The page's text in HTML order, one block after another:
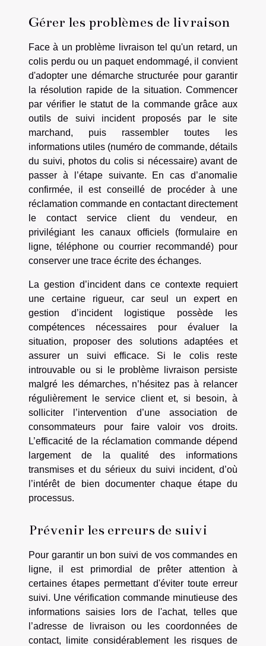
Gérer les problèmes de livraison
Face à un problème livraison tel qu'un retard, un
colis perdu ou un paquet endommagé, il convient
d'adopter une démarche structurée pour garantir
la résolution rapide de la situation. Commencer
par vérifier le statut de la commande grâce aux
outils de suivi incident proposés par le site
marchand, puis rassembler toutes les
informations utiles (numéro de commande, détails
du suivi, photos du colis si nécessaire) avant de
passer à l’étape suivante. En cas d’anomalie
confirmée, il est conseillé de procéder à une
réclamation commande en contactant directement
le contact service client du vendeur, en
privilégiant les canaux officiels (formulaire en
ligne, téléphone ou courrier recommandé) pour
conserver une trace écrite des échanges.
La gestion d’incident dans ce contexte requiert
une certaine rigueur, car seul un expert en
gestion d’incident logistique possède les
compétences nécessaires pour évaluer la
situation, proposer des solutions adaptées et
assurer un suivi efficace. Si le colis reste
introuvable ou si le problème livraison persiste
malgré les démarches, n’hésitez pas à relancer
régulièrement le service client et, si besoin, à
solliciter l’intervention d’une association de
consommateurs pour faire valoir vos droits.
L’efficacité de la réclamation commande dépend
largement de la qualité des informations
transmises et du sérieux du suivi incident, d’où
l’intérêt de bien documenter chaque étape du
processus.
Prévenir les erreurs de suivi
Pour garantir un bon suivi de vos commandes en
ligne, il est primordial de prêter attention à
certaines étapes permettant d'éviter toute erreur
suivi. Une vérification commande minutieuse des
informations saisies lors de l'achat, telles que
l’adresse de livraison ou les coordonnées de
contact, limite considérablement les risques de